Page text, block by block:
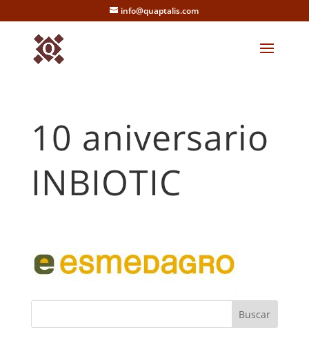
info@quaptalis.com
10 aniversario
INBIOTIC